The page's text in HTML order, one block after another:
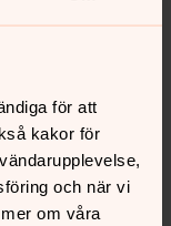
för att
kakor för
och när vi
om våra